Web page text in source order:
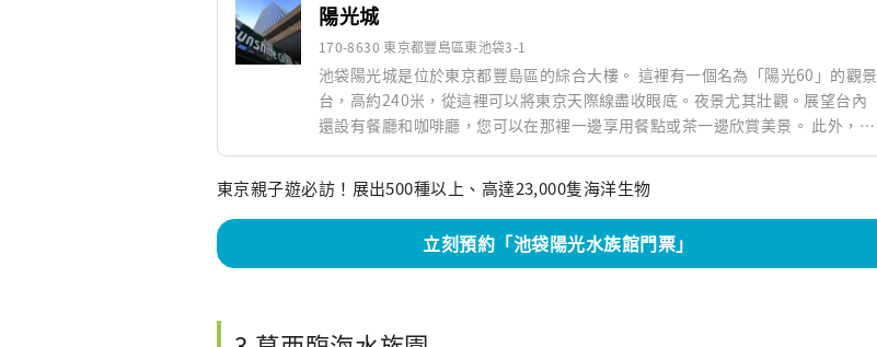
陽光城
170-8630 東京都豐島區東池袋3-1
池袋陽光城是位於東京都豐島區的綜合大樓。 這裡有一個名為「陽光60」的觀景
台，高約240米，從這裡可以將東京天際線盡收眼底。夜景尤其壯觀。展望台內
還設有餐廳和咖啡廳，您可以在那裡一邊享用餐點或茶一邊欣賞美景。 此外，購
物中心「Sunshine City Alpa」也提供從時裝到雜貨、食品等各種商品。還有餐
廳區和電影院，您可以在那裡享受購物和看電影的樂趣。 此外，陽光城還有「陽
光水族館」、「南夢宮城」等景點。特別是，Namco Nanja Town擁有各種遊樂
設施，您可以與家人或朋友一起享受。
東京親子遊必訪！展出500種以上、高達23,000隻海洋生物
立刻預約「池袋陽光水族館門票」